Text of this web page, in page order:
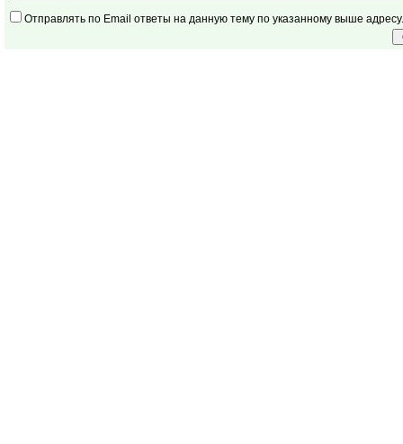
Отправлять по Email ответы на данную тему по указанному выше адресу.